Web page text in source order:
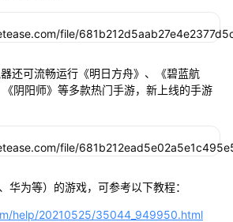
还可流畅运行《明日方舟》、《碧蓝航
阴阳师》等多款热门手游，新上线的手游
华为等）的游戏，可参考以下教程：
help/20210525/35044_949950.html